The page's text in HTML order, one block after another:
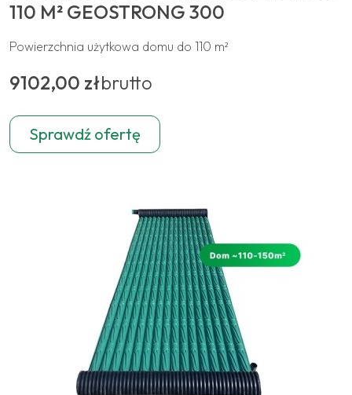
110 M² GEOSTRONG 300
Powierzchnia użytkowa domu do 110 m²
9102,00 złbrutto
Sprawdź ofertę